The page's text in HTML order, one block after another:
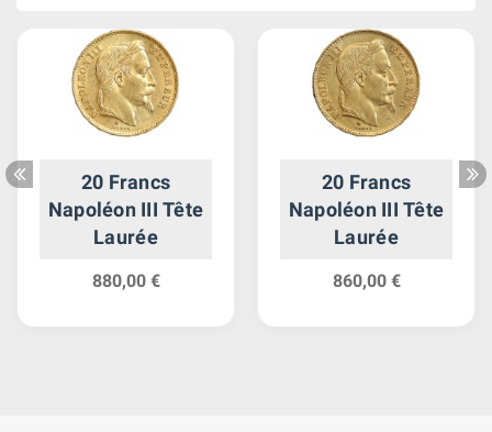
20 Francs
Napoléon III Tête
Laurée
880,00 €
20 Francs
Napoléon III Tête
Laurée
860,00 €